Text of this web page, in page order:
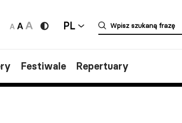
PL
Festiwale Repertuary